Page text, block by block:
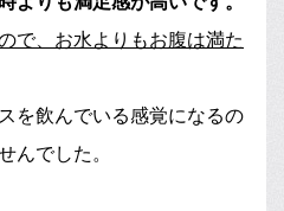
で、お水よりもお腹は満た
を飲んでいる感覚になるの
んでした。